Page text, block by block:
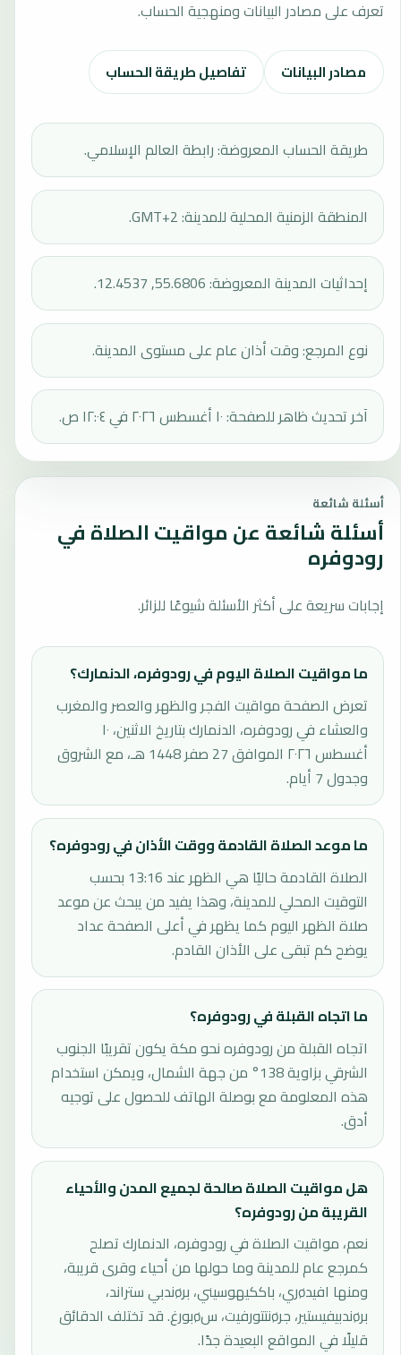
تعرف على مصادر البيانات ومنهجية الحساب.
مصادر البيانات تفاصيل طريقة الحساب
طريقة الحساب المعروضة: رابطة العالم الإسلامي.
المنطقة الزمنية المحلية للمدينة: GMT+2.
إحداثيات المدينة المعروضة: 55.6806, 12.4537.
نوع المرجع: وقت أذان عام على مستوى المدينة.
آخر تحديث ظاهر للصفحة: ١٠ أغسطس ٢٠٢٦ في ١٢:٠٤ ص.
أسئلة شائعة
أسئلة شائعة عن مواقيت الصلاة في
رودوفره
إجابات سريعة على أكثر الأسئلة شيوعًا للزائر.
ما مواقيت الصلاة اليوم في رودوفره، الدنمارك؟
تعرض الصفحة مواقيت الفجر والظهر والعصر والمغرب
والعشاء في رودوفره، الدنمارك بتاريخ الاثنين، ١٠
أغسطس ٢٠٢٦ الموافق 27 صفر 1448 هـ، مع الشروق
وجدول 7 أيام.
ما موعد الصلاة القادمة ووقت الأذان في رودوفره؟
الصلاة القادمة حاليًا هي الظهر عند 13:16 بحسب
التوقيت المحلي للمدينة، وهذا يفيد من يبحث عن موعد
صلاة الظهر اليوم كما يظهر في أعلى الصفحة عداد
يوضح كم تبقى على الأذان القادم.
ما اتجاه القبلة في رودوفره؟
اتجاه القبلة من رودوفره نحو مكة يكون تقريبًا الجنوب
الشرقي بزاوية 138° من جهة الشمال، ويمكن استخدام
هذه المعلومة مع بوصلة الهاتف للحصول على توجيه
أدق.
هل مواقيت الصلاة صالحة لجميع المدن والأحياء
القريبة من رودوفره؟
نعم، مواقيت الصلاة في رودوفره، الدنمارك تصلح
كمرجع عام للمدينة وما حولها من أحياء وقرى قريبة،
ومنها افيدøري، باككيهوسيني، برøندبي ستراند،
برøندبيفيستير، جرøنتتورفيت، سøبورغ. قد تختلف الدقائق
قليلًا في المواقع البعيدة جدًا.